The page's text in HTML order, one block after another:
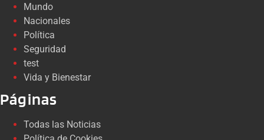
Mundo
Nacionales
Política
Seguridad
test
Vida y Bienestar
Páginas
Todas las Noticias